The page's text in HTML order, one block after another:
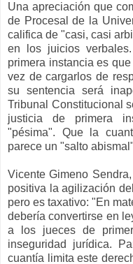
Una apreciación que
de Procesal de la
califica de "casi, casi
en los juicios
primera instancia es
vez de cargarlos de
su sentencia será
Tribunal Constitucional
justicia de primera
"pésima". Que la
parece un "salto
Vicente Gimeno
positiva la agilización
pero es taxativo: "En
debería convertirse en
a los jueces de
inseguridad jurídica.
cuantía limita este